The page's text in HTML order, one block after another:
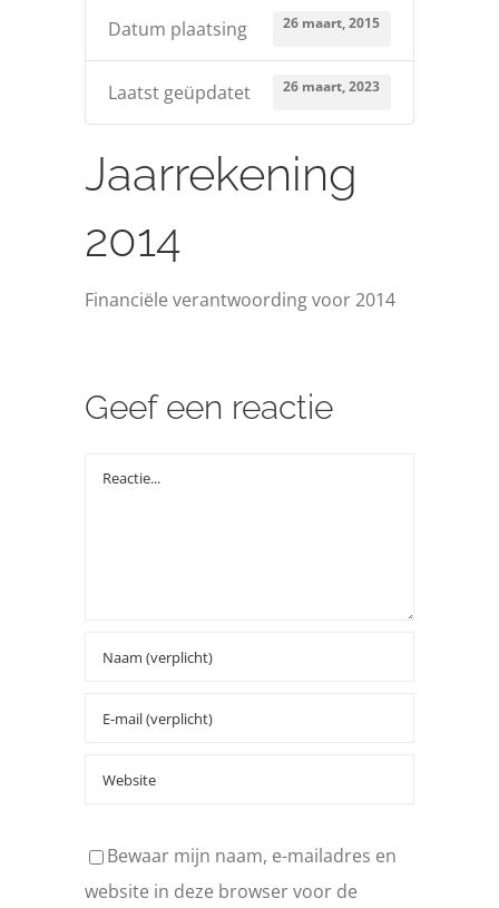
Datum plaatsing 26 maart, 2015
Laatst geüpdatet 26 maart, 2023
Jaarrekening
2014
Financiële verantwoording voor 2014
Geef een reactie
Reactie
Bewaar mijn naam, e-mailadres en
website in deze browser voor de